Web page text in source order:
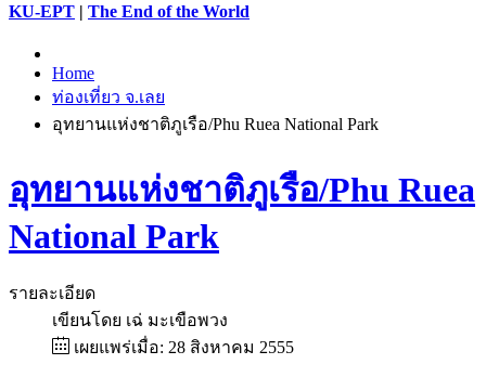
KU-EPT | The End of the World
Home
ท่องเที่ยว จ.เลย
อุทยานแห่งชาติภูเรือ/Phu Ruea National Park
อุทยานแห่งชาติภูเรือ/Phu Ruea
National Park
รายละเอียด
เขียนโดย เฉ่ มะเขือพวง
เผยแพร่เมื่อ: 28 สิงหาคม 2555